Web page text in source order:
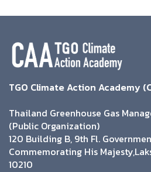
TGO Climate Action Academy
Thailand Greenhouse Gas
(Public Organization)
120 Building B, 9th Fl.
Commemorating His
10210